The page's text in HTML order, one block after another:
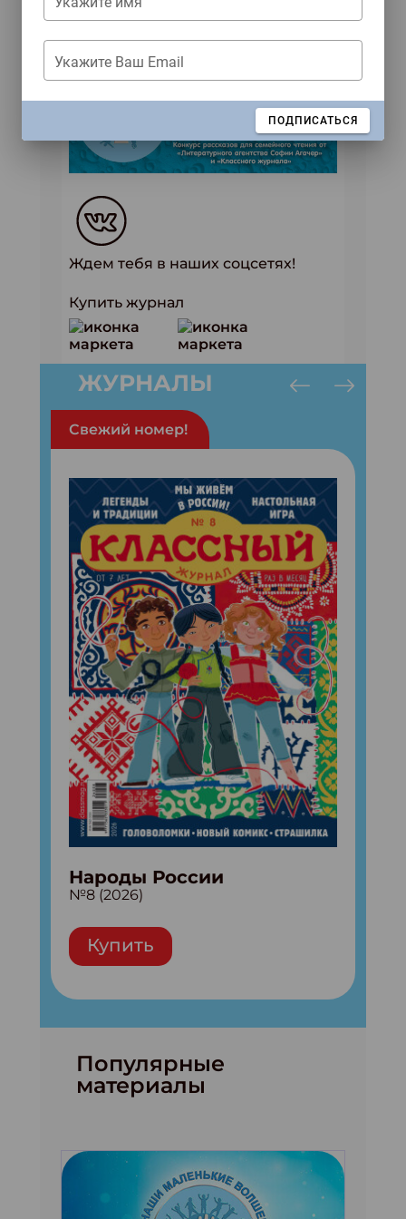
смотрите на сайте
Ждем тебя в наших соцсетях!
Купить журнал
ЖУРНАЛЫ
Свежий номер!
Народы России
№8 (2026)
Купить
Популярные
материалы
Укажите Ваш Email
ПОДПИСАТЬСЯ